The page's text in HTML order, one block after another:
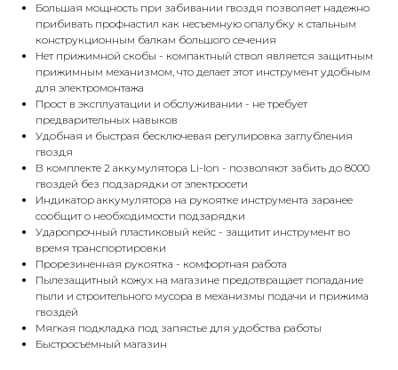
Большая мощность при забивании гвоздя позволяет надежно
прибивать профнастил как несъемную опалубку к стальным
конструкционным балкам большого сечения
Нет прижимной скобы - компактный ствол является защитным
прижимным механизмом, что делает этот инструмент удобным
для электромонтажа
Прост в эксплуатации и обслуживании - не требует
предварительных навыков
Удобная и быстрая бесключевая регулировка заглубления
гвоздя
В комплекте 2 аккумулятора Li-Ion - позволяют забить до 8000
гвоздей без подзарядки от электросети
Индикатор аккумулятора на рукоятке инструмента заранее
сообщит о необходимости подзарядки
Ударопрочный пластиковый кейс - защитит инструмент во
время транспортировки
Прорезиненная рукоятка - комфортная работа
Пылезащитный кожух на магазине предотвращает попадание
пыли и строительного мусора в механизмы подачи и прижима
гвоздей
Мягкая подкладка под запястье для удобства работы
Быстросъемный магазин